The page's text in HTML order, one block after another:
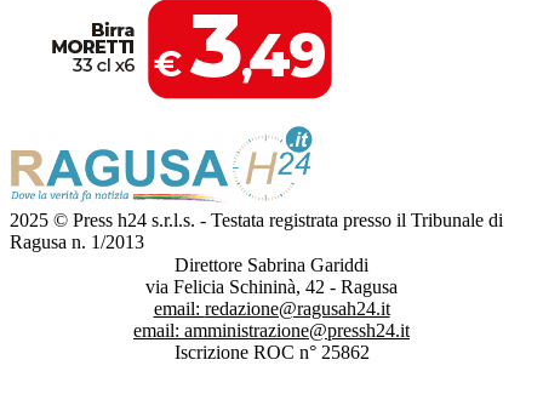
2025 © Press h24 s.r.l.s. - Testata registrata presso il Tribunale di
Ragusa n. 1/2013
Direttore Sabrina Gariddi
via Felicia Schininà, 42 - Ragusa
email: redazione@ragusah24.it
email: amministrazione@pressh24.it
Iscrizione ROC n° 25862